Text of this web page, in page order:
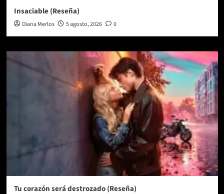
Insaciable (Reseña)
Diana Merlos 5 agosto, 2026 0
Tu corazón será destrozado (Reseña)